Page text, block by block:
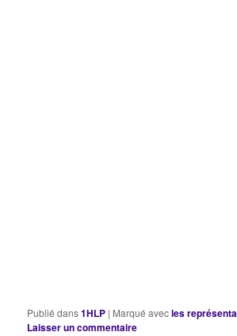
Publié dans1HLP | Marqué avecles
Laisser un commentaire